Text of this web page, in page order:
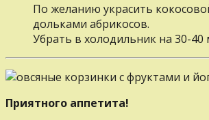
По желанию украсить
дольками абрикосов.
Убрать в холодильник на 30-40
Приятного аппетита!